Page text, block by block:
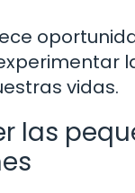
vidas.
las